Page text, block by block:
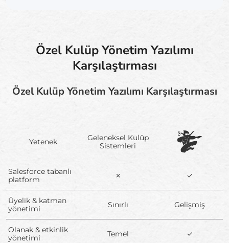
Özel Kulüp Yönetim Yazılımı
Karşılaştırması
Özel Kulüp Yönetim Yazılımı Karşılaştırması
Yetenek
Geleneksel Kulüp
Sistemleri
Salesforce tabanlı
platform
✗ ✓
Üyelik & katman
yönetimi
Sınırlı Gelişmiş
Olanak & etkinlik
yönetimi
Temel ✓